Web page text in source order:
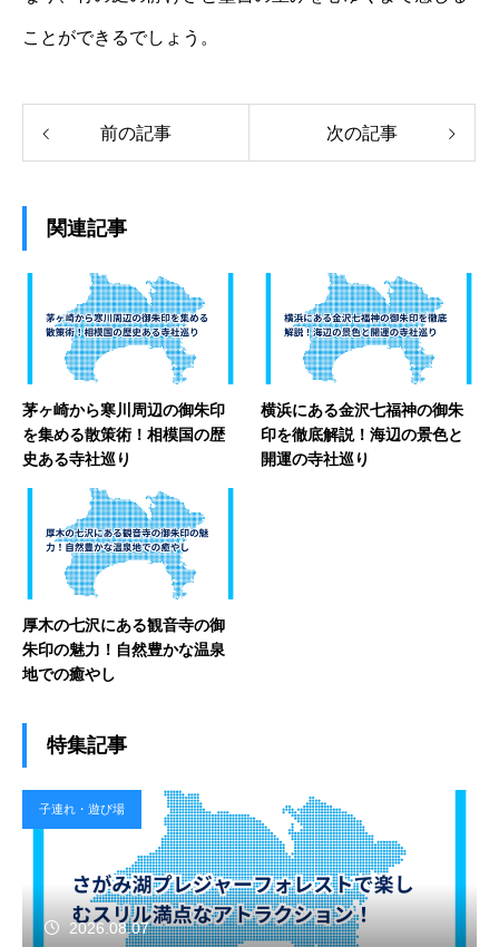
ことができるでしょう。
前の記事 次の記事
関連記事
茅ヶ崎から寒川周辺の御朱印
を集める散策術！相模国の歴
史ある寺社巡り
横浜にある金沢七福神の御朱
印を徹底解説！海辺の景色と
開運の寺社巡り
厚木の七沢にある観音寺の御
朱印の魅力！自然豊かな温泉
地での癒やし
特集記事
子連れ・遊び場
2026.08.07